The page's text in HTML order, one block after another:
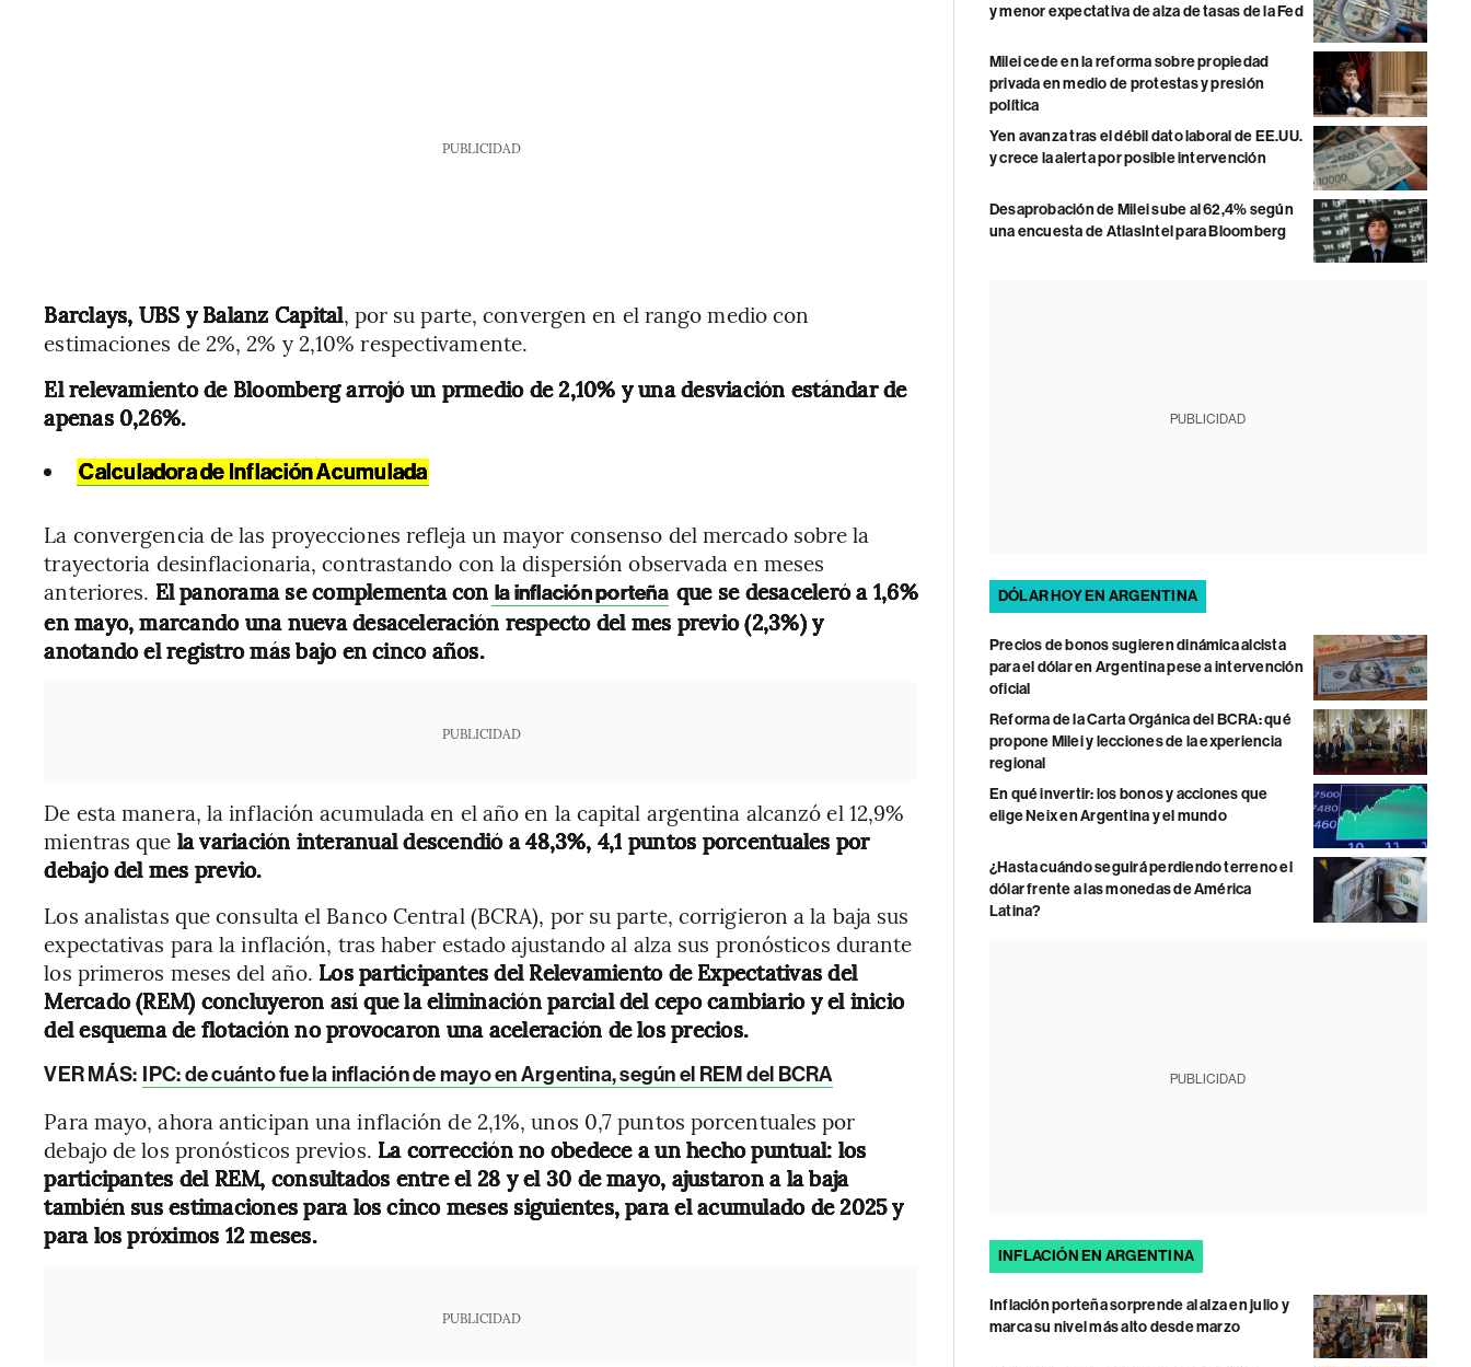
PUBLICIDAD
Barclays, UBS y Balanz Capital, por su parte, convergen en el rango medio con
estimaciones de 2%, 2% y 2,10% respectivamente.
El relevamiento de Bloomberg arrojó un prmedio de 2,10% y una desviación estándar de
apenas 0,26%.
Calculadora de Inflación Acumulada
La convergencia de las proyecciones refleja un mayor consenso del mercado sobre la
trayectoria desinflacionaria, contrastando con la dispersión observada en meses
anteriores. El panorama se complementa con la inflación porteña que se desaceleró a 1,6%
en mayo, marcando una nueva desaceleración respecto del mes previo (2,3%) y
anotando el registro más bajo en cinco años.
PUBLICIDAD
De esta manera, la inflación acumulada en el año en la capital argentina alcanzó el 12,9%
mientras que la variación interanual descendió a 48,3%, 4,1 puntos porcentuales por
debajo del mes previo.
Los analistas que consulta el Banco Central (BCRA), por su parte, corrigieron a la baja sus
expectativas para la inflación, tras haber estado ajustando al alza sus pronósticos durante
los primeros meses del año. Los participantes del Relevamiento de Expectativas del
Mercado (REM) concluyeron así que la eliminación parcial del cepo cambiario y el inicio
del esquema de flotación no provocaron una aceleración de los precios.
VER MÁS: IPC: de cuánto fue la inflación de mayo en Argentina, según el REM del BCRA
Para mayo, ahora anticipan una inflación de 2,1%, unos 0,7 puntos porcentuales por
debajo de los pronósticos previos. La corrección no obedece a un hecho puntual: los
participantes del REM, consultados entre el 28 y el 30 de mayo, ajustaron a la baja
también sus estimaciones para los cinco meses siguientes, para el acumulado de 2025 y
para los próximos 12 meses.
PUBLICIDAD
y menor expectativa de alza de tasas de la Fed
Milei cede en la reforma sobre propiedad
privada en medio de protestas y presión
política
Yen avanza tras el débil dato laboral de EE.UU.
y crece la alerta por posible intervención
Desaprobación de Milei sube al 62,4% según
una encuesta de AtlasIntel para Bloomberg
PUBLICIDAD
DÓLAR HOY EN ARGENTINA
Precios de bonos sugieren dinámica alcista
para el dólar en Argentina pese a intervención
oficial
Reforma de la Carta Orgánica del BCRA: qué
propone Milei y lecciones de la experiencia
regional
En qué invertir: los bonos y acciones que
elige Neix en Argentina y el mundo
¿Hasta cuándo seguirá perdiendo terreno el
dólar frente a las monedas de América
Latina?
PUBLICIDAD
INFLACIÓN EN ARGENTINA
Inflación porteña sorprende al alza en julio y
marca su nivel más alto desde marzo